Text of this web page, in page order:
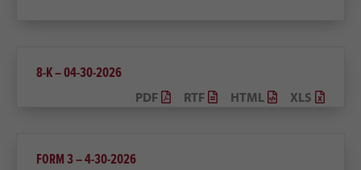
8-K – 04-30-2026
XLS
HTML
RTF
PDF
FORM 3 – 4-30-2026